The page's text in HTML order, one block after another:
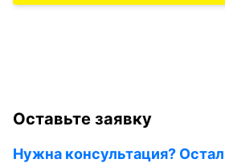
Оставьте заявку
Нужна консультация?